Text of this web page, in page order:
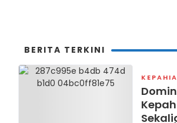
BERITA TERKINI